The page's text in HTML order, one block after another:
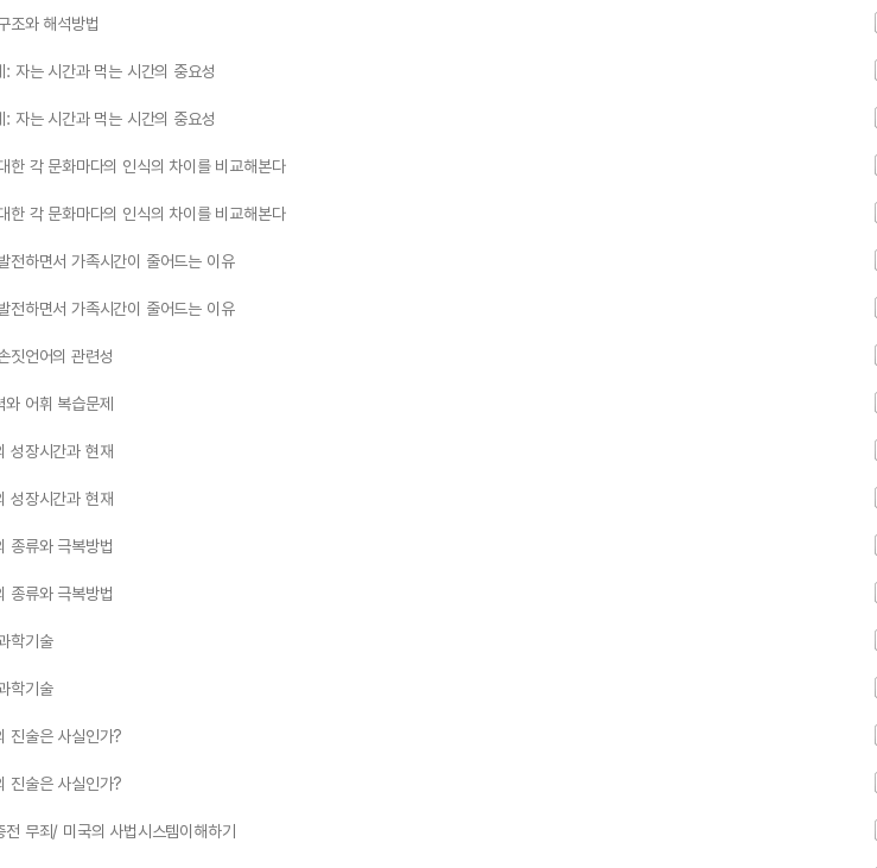
조와 해석방법
: 자는 시간과 먹는 시간의 중요성
: 자는 시간과 먹는 시간의 중요성
한 각 문화마다의 인식의 차이를 비교해본다
한 각 문화마다의 인식의 차이를 비교해본다
전하면서 가족시간이 줄어드는 이유
전하면서 가족시간이 줄어드는 이유
짓언어의 관련성
와 어휘 복습문제
성장시간과 현재
성장시간과 현재
종류와 극복방법
종류와 극복방법
학기술
학기술
진술은 사실인가?
진술은 사실인가?
전 무죄/ 미국의 사법시스템이해하기